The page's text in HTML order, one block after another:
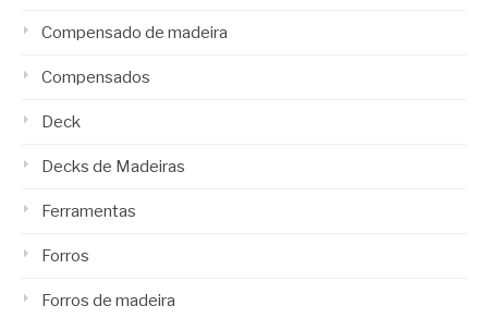
Compensado de madeira
Compensados
Deck
Decks de Madeiras
Ferramentas
Forros
Forros de madeira